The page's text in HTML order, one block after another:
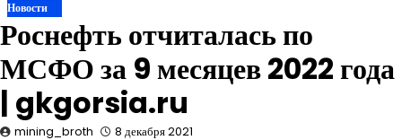
Новости
Роснефть отчиталась по
МСФО за 9 месяцев 2022 года
| gkgorsia.ru
mining_broth 8 декабря 2021